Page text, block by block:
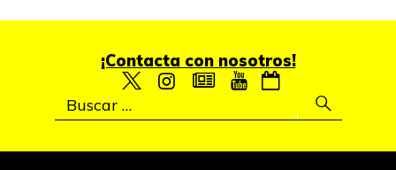
¡Contacta con nosotros!